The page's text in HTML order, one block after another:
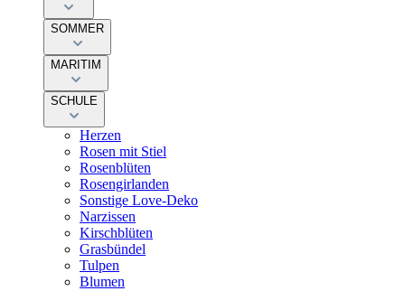
SOMMER
MARITIM
SCHULE
Herzen
Rosen mit Stiel
Rosenblüten
Rosengirlanden
Sonstige Love-Deko
Narzissen
Kirschblüten
Grasbündel
Tulpen
Blumen